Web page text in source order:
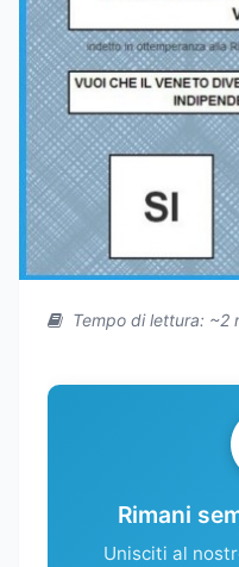
Tempo di lettura: ~2
Rimani
Unisciti al